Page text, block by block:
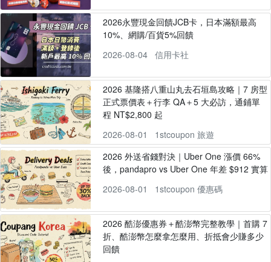
2026永豐現金回饋JCB卡，日本滿額最高
10%、網購/百貨5%回饋
2026-08-04
信用卡社
2026 基隆搭八重山丸去石垣島攻略｜7 房型
正式票價表＋行李 QA＋5 大必訪，通鋪單
程 NT$2,800 起
2026-08-01
1stcoupon 旅遊
2026 外送省錢對決｜Uber One 漲價 66%
後，pandapro vs Uber One 年差 $912 實算
2026-08-01
1stcoupon 優惠碼
2026 酷澎優惠券＋酷澎幣完整教學｜首購 7
折、酷澎幣怎麼拿怎麼用、折抵會少賺多少
回饋